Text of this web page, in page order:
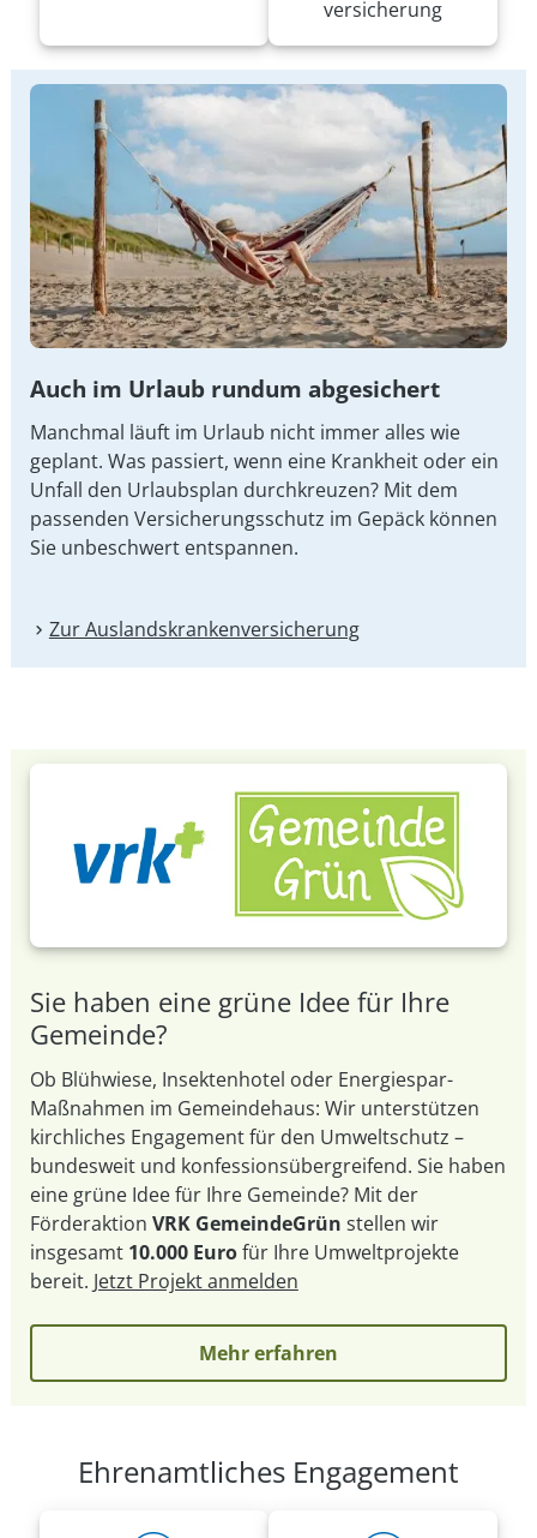
versicherung
Auch im Urlaub rundum abgesichert
Manchmal läuft im Urlaub nicht immer alles wie
geplant. Was passiert, wenn eine Krankheit oder ein
Unfall den Urlaubsplan durchkreuzen? Mit dem
passenden Versicherungsschutz im Gepäck können
Sie unbeschwert entspannen.
Zur Auslandskranken­versicherung
Sie haben eine grüne Idee für Ihre
Gemeinde?
Ob Blühwiese, Insektenhotel oder Energiespar-
Maßnahmen im Gemeindehaus: Wir unterstützen
kirchliches Engagement für den Umweltschutz –
bundesweit und konfessionsübergreifend. Sie haben
eine grüne Idee für Ihre Gemeinde? Mit der
Förderaktion VRK GemeindeGrün stellen wir
insgesamt 10.000 Eurofür Ihre Umweltprojekte
bereit. Jetzt Projekt anmelden
Mehr erfahren
Ehrenamtliches Engagement